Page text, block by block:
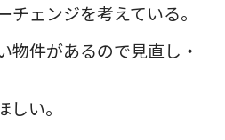
ェンジを考えている。
物件があるので見直し・
い。